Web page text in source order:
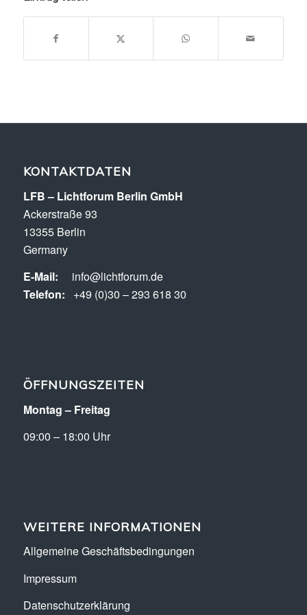
KONTAKTDATEN
LFB – Lichtforum Berlin GmbH
Ackerstraße 93
13355 Berlin
Germany
E-Mail: info@lichtforum.de
Telefon: +49 (0)30 – 293 618 30
ÖFFNUNGSZEITEN
Montag – Freitag
09:00 – 18:00 Uhr
WEITERE INFORMATIONEN
Allgemeine Geschäftsbedingungen
Impressum
Datenschutzerklärung